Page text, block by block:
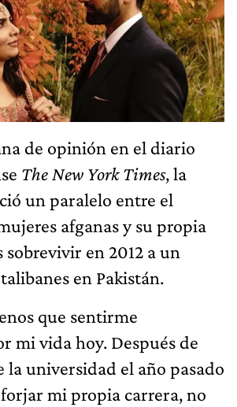
de opinión en el diario
The New York Times, la
un paralelo entre el
afganas y su propia
en 2012 a un
en Pakistán.
que sentirme
mi vida hoy. Después de
la universidad el año pasado
mi propia carrera, no